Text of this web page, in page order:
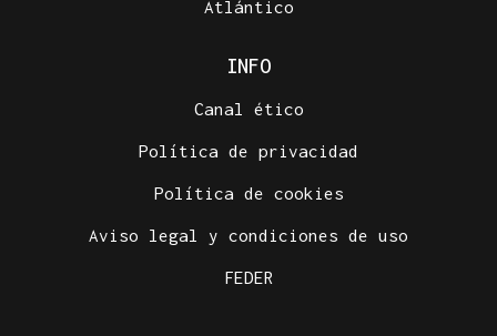
Atlántico
INFO
Canal ético
Política de privacidad
Política de cookies
Aviso legal y condiciones de uso
FEDER